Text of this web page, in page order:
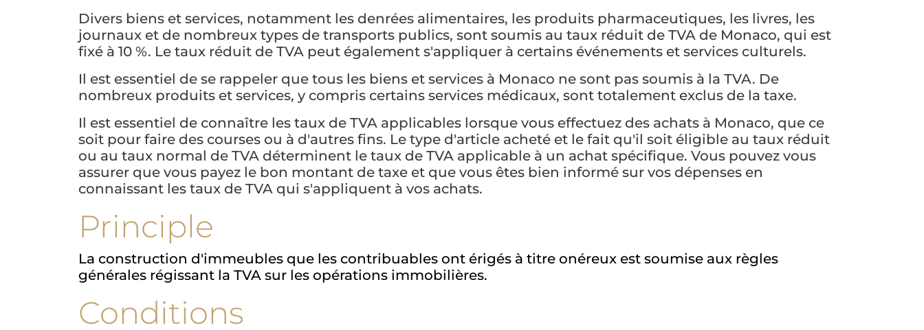
Divers biens et services, notamment les denrées alimentaires, les produits pharmaceutiques, les livres, les
journaux et de nombreux types de transports publics, sont soumis au taux réduit de TVA de Monaco, qui est
fixé à 10 %. Le taux réduit de TVA peut également s'appliquer à certains événements et services culturels.
Il est essentiel de se rappeler que tous les biens et services à Monaco ne sont pas soumis à la TVA. De
nombreux produits et services, y compris certains services médicaux, sont totalement exclus de la taxe.
Il est essentiel de connaître les taux de TVA applicables lorsque vous effectuez des achats à Monaco, que ce
soit pour faire des courses ou à d'autres fins. Le type d'article acheté et le fait qu'il soit éligible au taux réduit
ou au taux normal de TVA déterminent le taux de TVA applicable à un achat spécifique. Vous pouvez vous
assurer que vous payez le bon montant de taxe et que vous êtes bien informé sur vos dépenses en
connaissant les taux de TVA qui s'appliquent à vos achats.
Principle
La construction d'immeubles que les contribuables ont érigés à titre onéreux est soumise aux règles
générales régissant la TVA sur les opérations immobilières.
Conditions